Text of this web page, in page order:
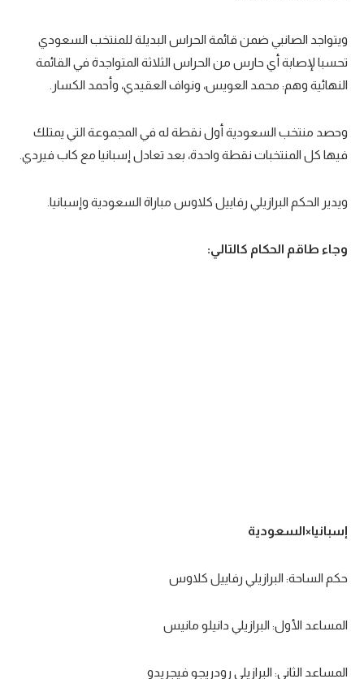
ويتواجد الصانبي ضمن قائمة الحراس البديلة للمنتخب السعودي
تحسبا لإصابة أي حارس من الحراس الثلاثة المتواجدة في القائمة
النهائية وهم: محمد العويس، ونواف العقيدي، وأحمد الكسار.
وحصد منتخب السعودية أول نقطة له في المجموعة التي يمتلك
فيها كل المنتخبات نقطة واحدة، بعد تعادل إسبانيا مع كاب فيردي.
ويدير الحكم البرازيلي رفاييل كلاوس مباراة السعودية وإسبانيا.
وجاء طاقم الحكام كالتالي:
إسبانيا×السعودية
حكم الساحة: البرازيلي رفاييل كلاوس
المساعد الأول: البرازيلي دانيلو مانيس
المساعد الثاني: البرازيلي رودريجو فيجريدو